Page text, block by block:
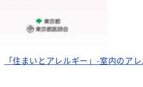
「住まいとアレルギー」-室内のア